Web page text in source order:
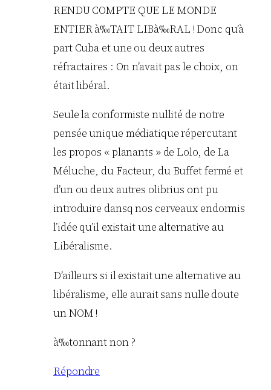
RENDU COMPTE QUE LE MONDE
ENTIER à‰TAIT LIBà‰RAL ! Donc qu’à
part Cuba et une ou deux autres
réfractaires : On n’avait pas le choix, on
était libéral.
Seule la conformiste nullité de notre
pensée unique médiatique répercutant
les propos « planants » de Lolo, de La
Méluche, du Facteur, du Buffet fermé et
d’un ou deux autres olibrius ont pu
introduire dansq nos cerveaux endormis
l’idée qu’il existait une alternative au
Libéralisme.
D’ailleurs si il existait une alternative au
libéralisme, elle aurait sans nulle doute
un NOM !
à‰tonnant non ?
Répondre